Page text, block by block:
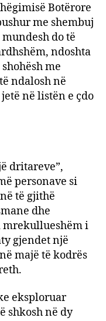
Botërore
me shembuj
do të
ndoshta
me
ndalosh në
në listën e çdo
dritareve”,
personave si
të gjithë
dhe
i
gjendet një
majë të kodrës
eksploruar
shkosh në dy